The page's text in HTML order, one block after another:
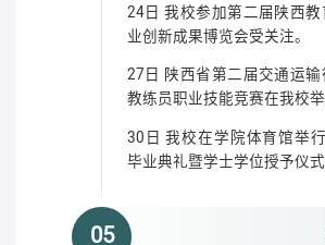
24日 我校参加第二届陕西
业创新成果博览会受关注。
27日 陕西省第二届交通运
教练员职业技能竞赛在我校举
30日 我校在学院体育馆举
毕业典礼暨学士学位授予仪式
05